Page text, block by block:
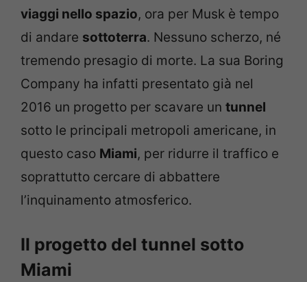
viaggi nello spazio, ora per Musk è tempo
di andare sottoterra. Nessuno scherzo, né
tremendo presagio di morte. La sua Boring
Company ha infatti presentato già nel
2016 un progetto per scavare un tunnel
sotto le principali metropoli americane, in
questo caso Miami, per ridurre il traffico e
soprattutto cercare di abbattere
l’inquinamento atmosferico.
Il progetto del tunnel sotto
Miami